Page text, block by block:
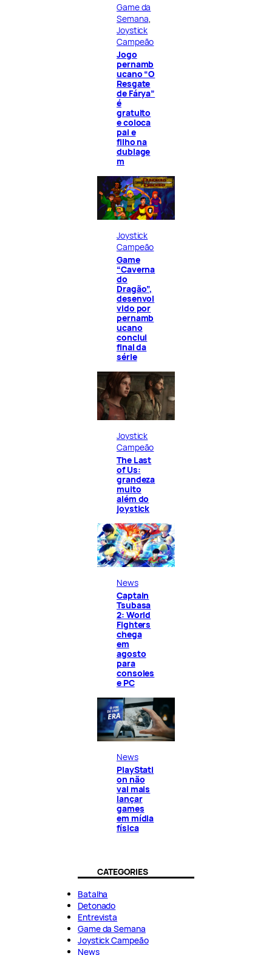
Game da
Semana
Joystick
Campeão
Jogo
pernamb
ucano “O
Resgate
de Fárya”
é
gratuito
e coloca
pai e
filho na
dublage
m
Joystick
Campeão
Game
“Caverna
do
Dragão”,
desenvol
vido por
pernamb
ucano
conclui
final da
série
Joystick
Campeão
The Last
of Us:
grandeza
muito
além do
joystick
News
Captain
Tsubasa
2: World
Fighters
chega
em
agosto
para
consoles
e PC
News
PlayStati
on não
vai mais
lançar
games
em mídia
física
CATEGORIES
Batalha
Detonado
Entrevista
Game da Semana
Joystick Campeão
News